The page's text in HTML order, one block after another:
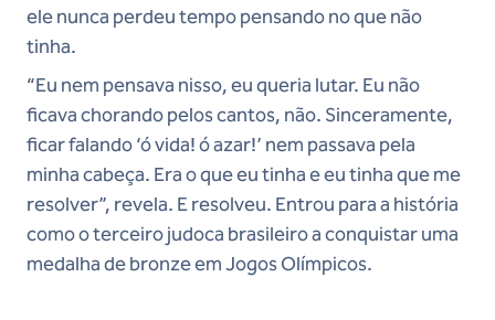
ele nunca perdeu tempo pensando no que não
tinha.
“Eu nem pensava nisso, eu queria lutar. Eu não
ficava chorando pelos cantos, não. Sinceramente,
ficar falando ‘ó vida! ó azar!’ nem passava pela
minha cabeça. Era o que eu tinha e eu tinha que me
resolver”, revela. E resolveu. Entrou para a história
como o terceiro judoca brasileiro a conquistar uma
medalha de bronze em Jogos Olímpicos.